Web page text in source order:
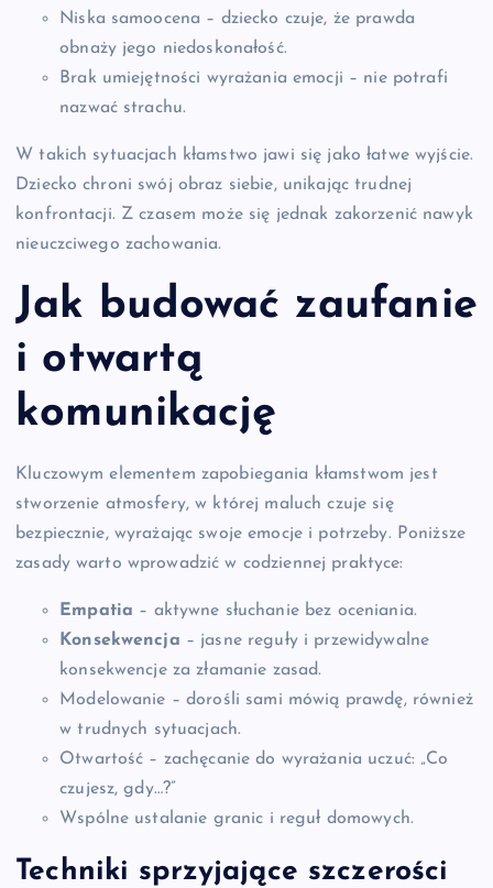
Niska samoocena – dziecko czuje, że prawda
obnaży jego niedoskonałość.
Brak umiejętności wyrażania emocji – nie potrafi
nazwać strachu.
W takich sytuacjach kłamstwo jawi się jako łatwe wyjście.
Dziecko chroni swój obraz siebie, unikając trudnej
konfrontacji. Z czasem może się jednak zakorzenić nawyk
nieuczciwego zachowania.
Jak budować zaufanie
i otwartą
komunikację
Kluczowym elementem zapobiegania kłamstwom jest
stworzenie atmosfery, w której maluch czuje się
bezpiecznie, wyrażając swoje emocje i potrzeby. Poniższe
zasady warto wprowadzić w codziennej praktyce:
Empatia – aktywne słuchanie bez oceniania.
Konsekwencja – jasne reguły i przewidywalne
konsekwencje za złamanie zasad.
Modelowanie – dorośli sami mówią prawdę, również
w trudnych sytuacjach.
Otwartość – zachęcanie do wyrażania uczuć: „Co
czujesz, gdy…?”
Wspólne ustalanie granic i reguł domowych.
Techniki sprzyjające szczerości